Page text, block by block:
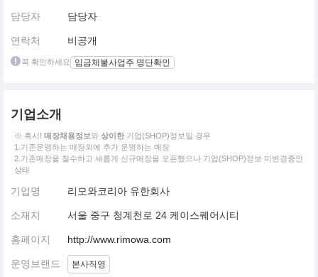
담당자 담당자
연락처 비공개
꼭 확인하세요 임금체불사업주 명단확인
기업소개
※ 혹시! 매장채용정보와 상이한 기업(SHOP)정보일 경우
1.기존운영하는 매장외에 추가 운영하는 매장
2.기존매장을 철수하고 새롭게 신규매장을 오픈했으나 기업(SHOP)정보 미변경중인
상태
기업명 리모와코리아 유한회사
소재지 서울 중구 청계천로 24 케이스퀘어시티
홈페이지 http://www.rimowa.com
운영브랜드 본사직영